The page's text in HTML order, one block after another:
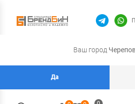
Ваш город
Да